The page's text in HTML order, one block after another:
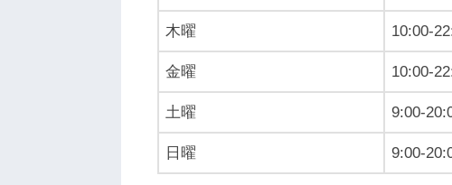
木曜 10:00-
金曜 10:00-
土曜 9:00-
日曜 9:00-